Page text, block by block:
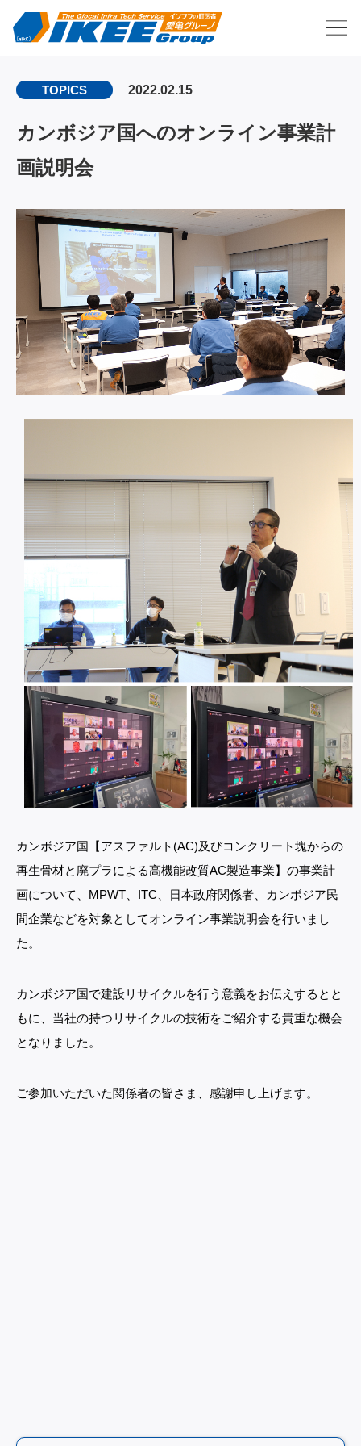
TOPICS 2022.02.15
カンボジア国へのオンライン事業計
画説明会
カンボジア国【アスファルト(AC)及びコンクリート塊からの
再生骨材と廃プラによる高機能改質AC製造事業】の事業計
画について、MPWT、ITC、日本政府関係者、カンボジア民
間企業などを対象としてオンライン事業説明会を行いまし
た。
カンボジア国で建設リサイクルを行う意義をお伝えするとと
もに、当社の持つリサイクルの技術をご紹介する貴重な機会
となりました。
ご参加いただいた関係者の皆さま、感謝申し上げます。